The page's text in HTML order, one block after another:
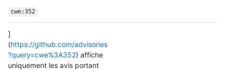
cwe:352
]
(https://github.com/advisories
?query=cwe%3A352) affiche
uniquement les avis portant